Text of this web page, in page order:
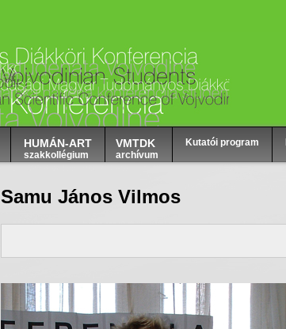
HUMÁN-ART
szakkollégium
VMTDK
archívum
Kutatói program
Samu János Vilmos